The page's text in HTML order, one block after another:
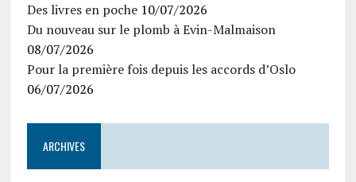
Des livres en poche 10/07/2026
Du nouveau sur le plomb à Evin-Malmaison
08/07/2026
Pour la première fois depuis les accords d’Oslo
06/07/2026
ARCHIVES